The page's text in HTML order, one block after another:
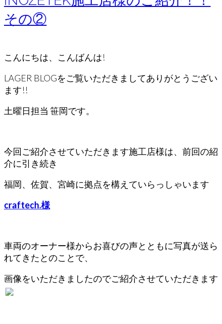
その②
こんにちは、こんばんは!
LAGER BLOGをご覧いただきましてありがとうござい
ます!!
土曜日担当 笹岡です。
今回ご紹介させていただきます施工店様は、前回の紹
介に引き続き
福岡、佐賀、宮崎に拠点を構えていらっしゃいます
craftech.様
車両のオーナー様からお喜びの声とともに写真が送ら
れてきたとのことで、
画像をいただきましたのでご紹介させていただきます